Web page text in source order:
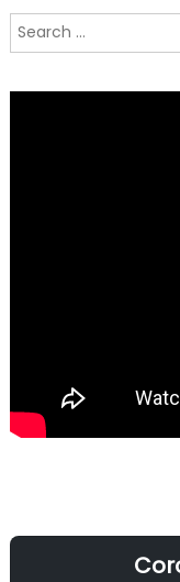
Search
for: